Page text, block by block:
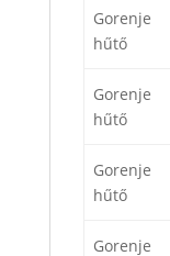
Gorenje
hűtő
Gorenje
hűtő
Gorenje
hűtő
Gorenje